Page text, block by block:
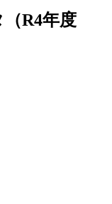
R4年度